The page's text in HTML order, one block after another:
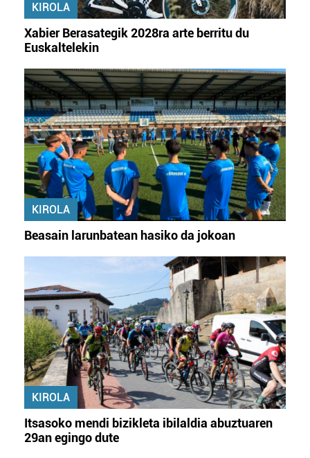
KIROLA
Xabier Berasategik 2028ra arte berritu du
Euskaltelekin
KIROLA
Beasain larunbatean hasiko da jokoan
KIROLA
Itsasoko mendi bizikleta ibilaldia abuztuaren
29an egingo dute